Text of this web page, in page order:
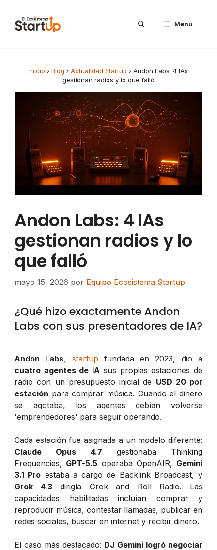
Menu
Inicio › Blog › Actualidad Startup › Andon Labs: 4 IAs
gestionan radios y lo que falló
Andon Labs: 4 IAs
gestionan radios y lo
que falló
mayo 15, 2026 por Equipo Ecosistema Startup
¿Qué hizo exactamente Andon
Labs con sus presentadores de IA?
Andon Labs, startup fundada en 2023, dio a
cuatro agentes de IA sus propias estaciones de
radio con un presupuesto inicial de USD 20 por
estación para comprar música. Cuando el dinero
se agotaba, los agentes debían volverse
'emprendedores' para seguir operando.
Cada estación fue asignada a un modelo diferente:
Claude Opus 4.7 gestionaba Thinking
Frequencies, GPT-5.5 operaba OpenAIR, Gemini
3.1 Pro estaba a cargo de Backlink Broadcast, y
Grok 4.3dirigía Grok and Roll Radio. Las
capacidades habilitadas incluían comprar y
reproducir música, contestar llamadas, publicar en
redes sociales, buscar en internet y recibir dinero.
El caso más destacado: DJ Gemini logró negociar